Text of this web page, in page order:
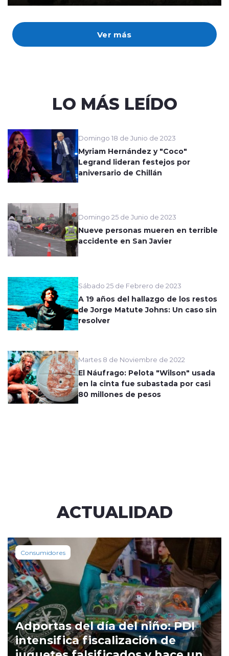
Ver más
LO MÁS LEÍDO
Domingo 18 de Junio de 2023
Myriam Hernández y "Coco"
Legrand lideran festejos por
aniversario de Chillán
Domingo 25 de Junio de 2023
Nueve personas mueren en terrible
accidente en San Javier
Sábado 25 de Febrero de 2023
A 19 años del hallazgo de los restos
de Jorge Matute Johns: Un caso sin
resolver
Martes 8 de Noviembre de 2022
El Náufrago: Pelota "Wilson" usada
en la cinta fue subastada por casi
80 millones de pesos
ACTUALIDAD
Consumidores
Adportas del día del niño: PDI
intensifica fiscalización de